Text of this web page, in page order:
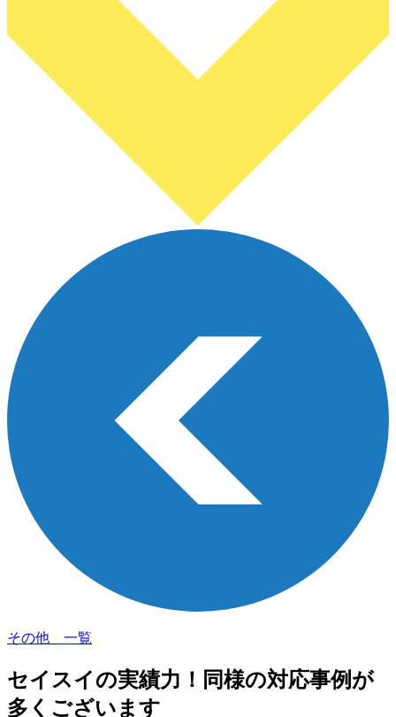
その他 一覧
セイスイの実績力！ 同様の対応事例が
多くございます